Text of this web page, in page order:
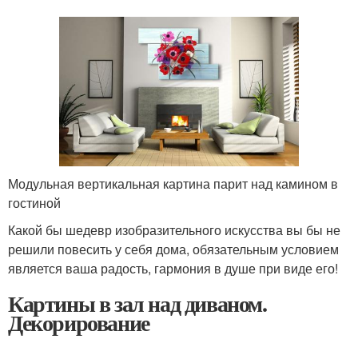
Модульная вертикальная картина парит над камином в
гостиной
Какой бы шедевр изобразительного искусства вы бы не
решили повесить у себя дома, обязательным условием
является ваша радость, гармония в душе при виде его!
Картины в зал над диваном.
Декорирование